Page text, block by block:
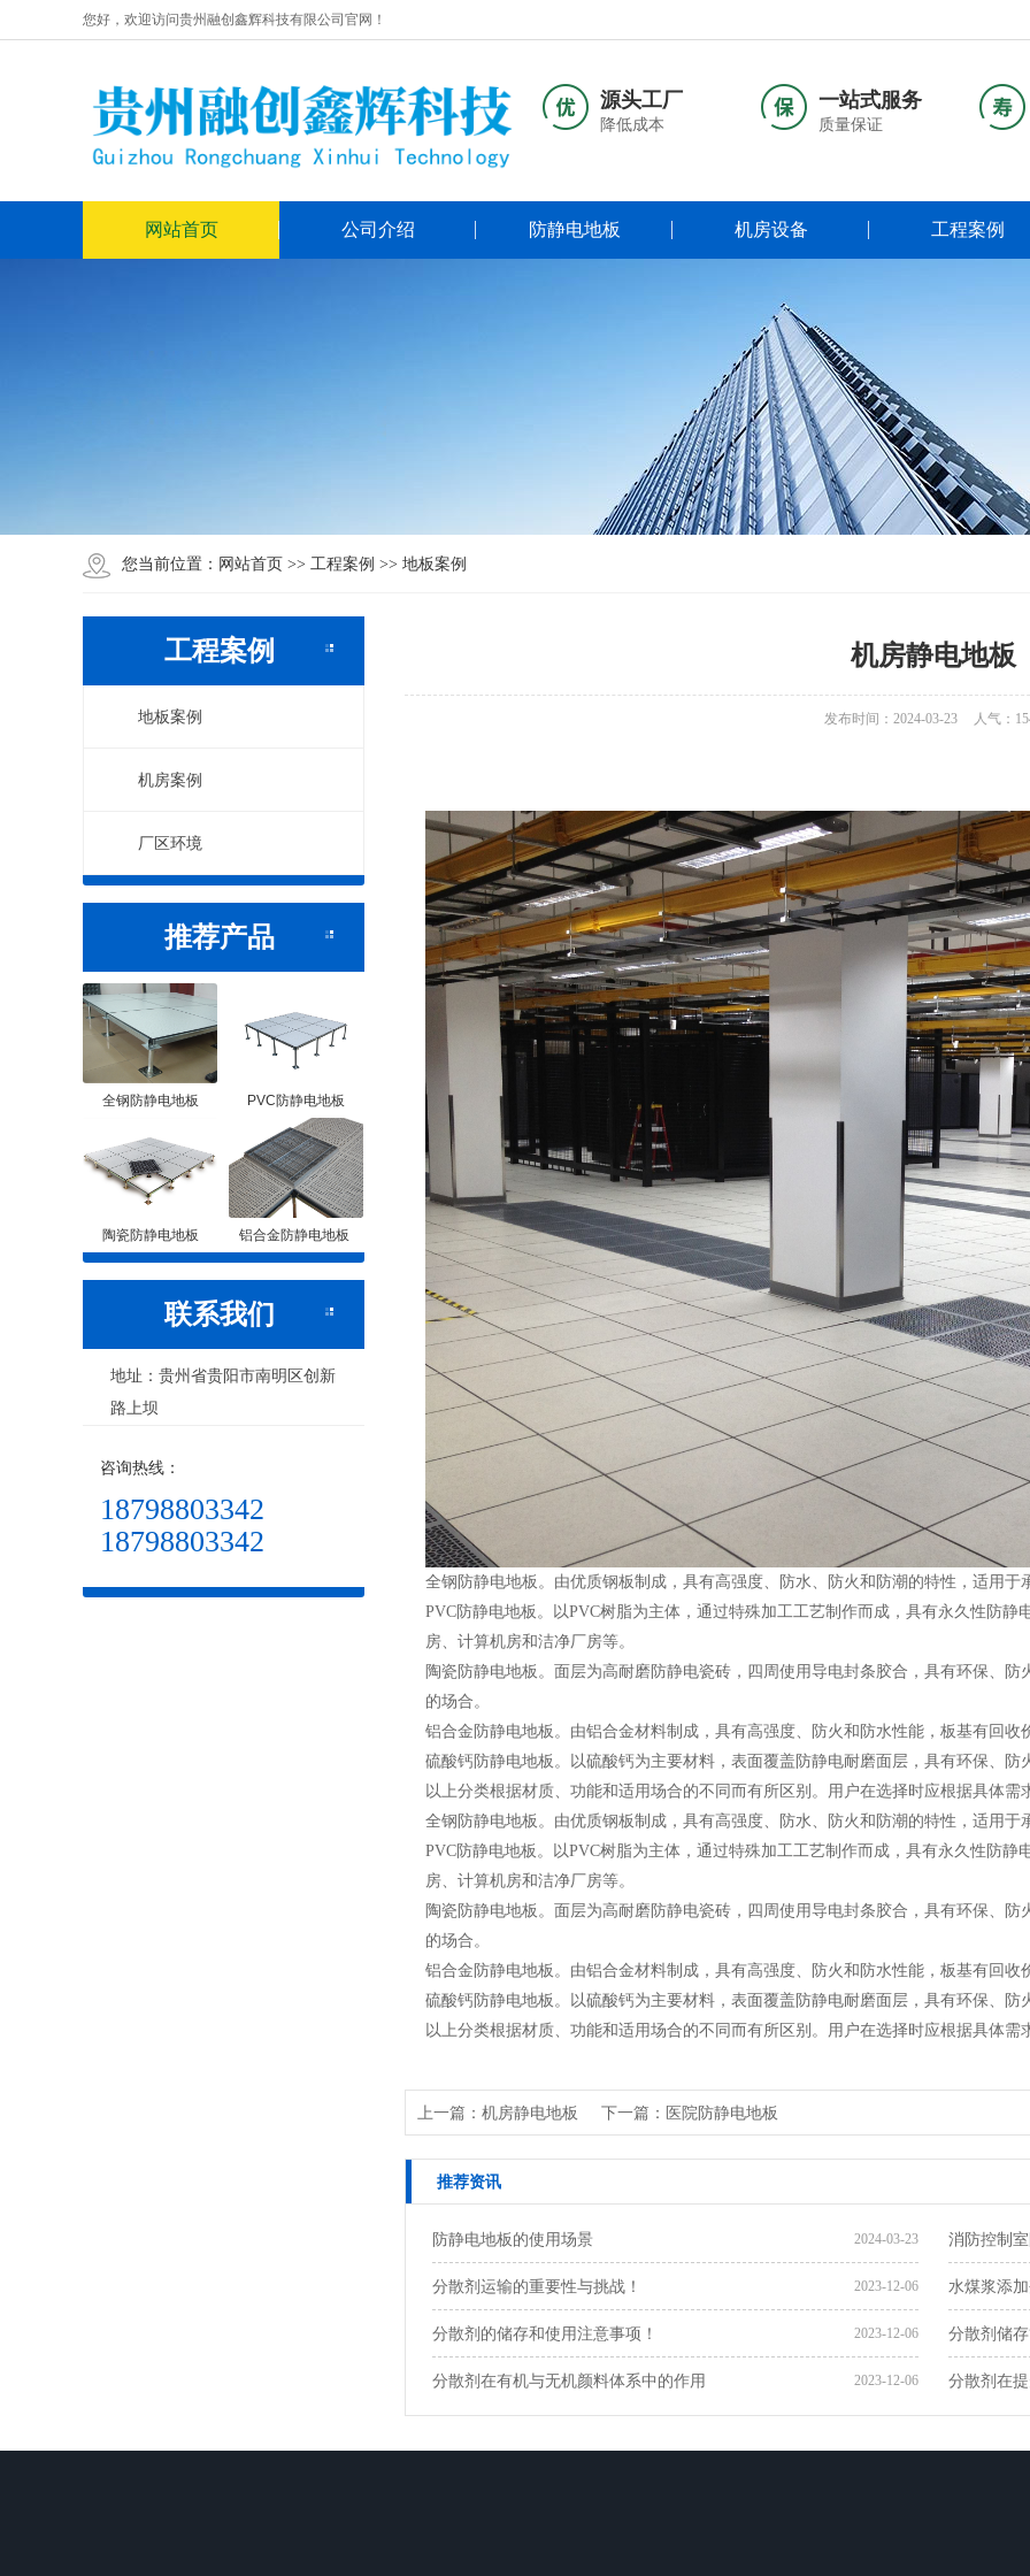
您好，欢迎访问贵州融创鑫辉科技有限公司官网！
源头工厂
降低成本
一站式服务
质量保证
网站首页 公司介绍 防静电地板 机房设备 工程案例
您当前位置： 网站首页 >> 工程案例 >> 地板案例
工程案例
地板案例
机房案例
厂区环境
推荐产品
全钢防静电地板 PVC防静电地板
陶瓷防静电地板 铝合金防静电地板
联系我们
地址：贵州省贵阳市南明区创新
路上坝
咨询热线：
18798803342
18798803342
机房静电地板
发布时间：2024-03-23 人气：
全钢防静电地板。由优质钢板制成，具有高强度、防水、防火和防潮的特性，适用于
PVC防静电地板。以PVC树脂为主体，通过特殊加工工艺制作而成，具有永久性防
房、计算机房和洁净厂房等。
陶瓷防静电地板。面层为高耐磨防静电瓷砖，四周使用导电封条胶合，具有环保、
的场合。
铝合金防静电地板。由铝合金材料制成，具有高强度、防火和防水性能，板基有回收
硫酸钙防静电地板。以硫酸钙为主要材料，表面覆盖防静电耐磨面层，具有环保、防
以上分类根据材质、功能和适用场合的不同而有所区别。用户在选择时应根据具体
全钢防静电地板。由优质钢板制成，具有高强度、防水、防火和防潮的特性，适用于
PVC防静电地板。以PVC树脂为主体，通过特殊加工工艺制作而成，具有永久性防
房、计算机房和洁净厂房等。
陶瓷防静电地板。面层为高耐磨防静电瓷砖，四周使用导电封条胶合，具有环保、
的场合。
铝合金防静电地板。由铝合金材料制成，具有高强度、防火和防水性能，板基有回收
硫酸钙防静电地板。以硫酸钙为主要材料，表面覆盖防静电耐磨面层，具有环保、防
以上分类根据材质、功能和适用场合的不同而有所区别。用户在选择时应根据具体
上一篇：机房静电地板 下一篇：医院防静电地板
推荐资讯
2024-03-23
防静电地板的使用场景 消防控制
2023-12-06
分散剂运输的重要性与挑战！ 水煤浆添
2023-12-06
分散剂的储存和使用注意事项！ 分散剂储
2023-12-06
分散剂在有机与无机颜料体系中的作用 分散剂在